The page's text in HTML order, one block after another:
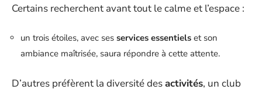
Certains recherchent avant tout le calme et l’espace :
un trois étoiles, avec ses services essentiels et son
ambiance maîtrisée, saura répondre à cette attente.
D’autres préfèrent la diversité desactivités, un club